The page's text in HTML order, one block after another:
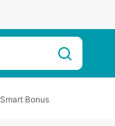
Smart Bonus